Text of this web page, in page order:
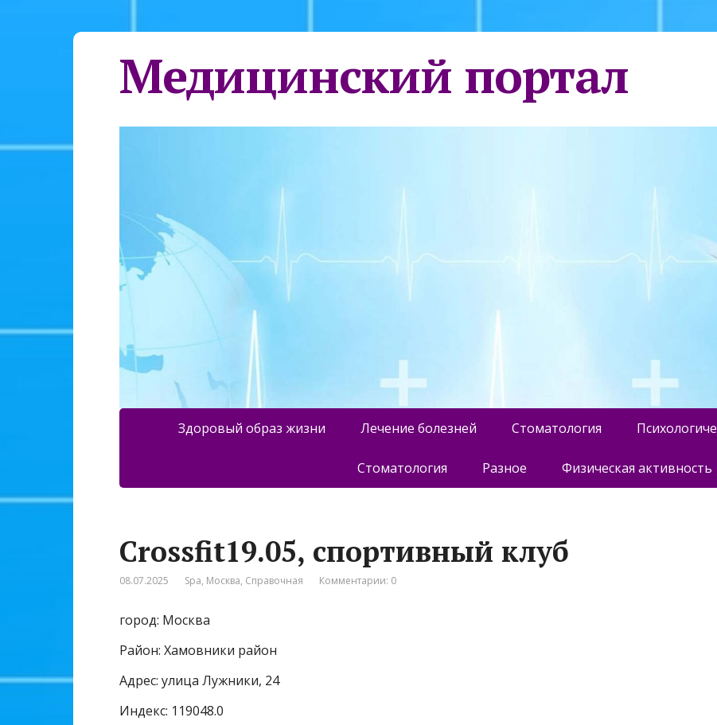
Медицинский портал
Здоровый образ жизни Лечение болезней Стоматология
Стоматология Разное Физическая активность
Crossfit19.05, спортивный клуб
08.07.2025 Spa, Москва, Справочная Комментарии: 0
город: Москва
Район: Хамовники район
Адрес: улица Лужники, 24
Индекс: 119048.0